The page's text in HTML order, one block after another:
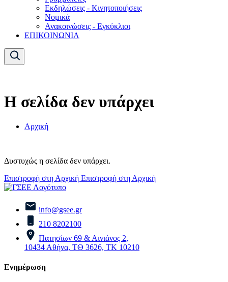
Εκδηλώσεις - Κινητοποιήσεις
Νομικά
Ανακοινώσεις - Εγκύκλιοι
ΕΠΙΚΟΙΝΩΝΙΑ
Η σελίδα δεν υπάρχει
Αρχική
Δυστυχώς η σελίδα δεν υπάρχει.
Επιστροφή στη Αρχική Επιστροφή στη Αρχική
info@gsee.gr
210 8202100
Πατησίων 69 & Αινιάνος 2,
10434 Αθήνα, ΤΘ 3626, ΤΚ 10210
Ενημέρωση